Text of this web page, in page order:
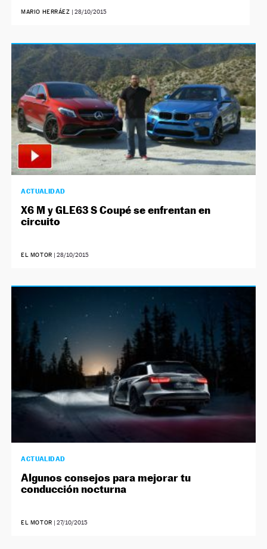
MARIO HERRÁEZ 28/10/2015
ACTUALIDAD
X6 M y GLE63 S Coupé se enfrentan en
circuito
EL MOTOR | 28/10/2015
ACTUALIDAD
Algunos consejos para mejorar tu
conducción nocturna
EL MOTOR | 27/10/2015